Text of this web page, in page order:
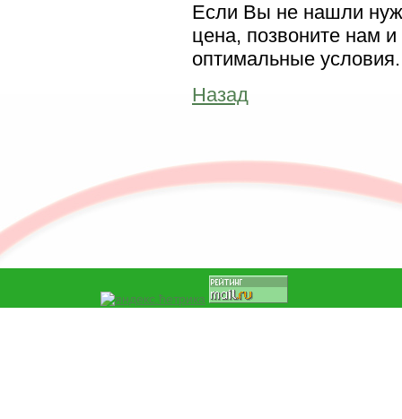
Если Вы не нашли
цена, позвоните нам
оптимальные условия.
Назад